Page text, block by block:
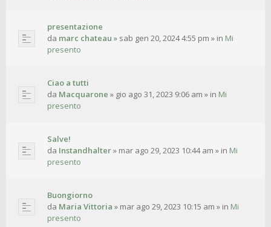
presentazione
da marc chateau » sab gen 20, 2024 4:55 pm » in Mi
presento
Ciao a tutti
da Macquarone » gio ago 31, 2023 9:06 am » in Mi
presento
Salve!
da Instandhalter» mar ago 29, 2023 10:44 am » in Mi
presento
Buongiorno
da Maria Vittoria » mar ago 29, 2023 10:15 am » in Mi
presento